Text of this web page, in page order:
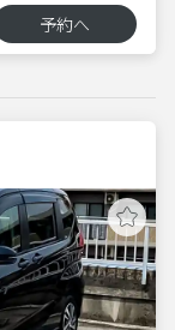
予約へ